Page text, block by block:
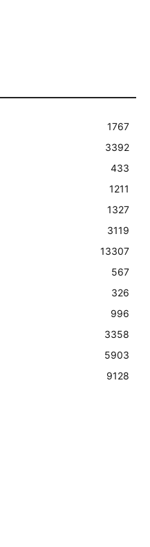
1767
3392
433
1211
1327
3119
13307
567
326
996
3358
5903
9128